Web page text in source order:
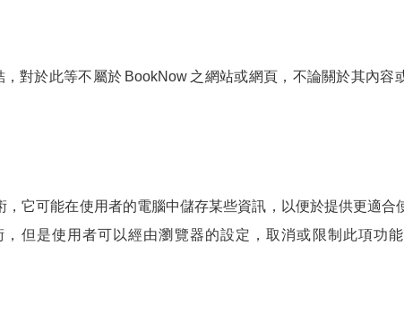
對於此等不屬於 BookNow 之網站或網頁，不論關於其內容
它可能在使用者的電腦中儲存某些資訊，以便於提供更適合
但是使用者可以經由瀏覽器的設定，取消或限制此項功